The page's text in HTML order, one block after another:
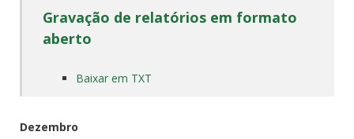
Gravação de relatórios em formato
aberto
Baixar em TXT
Dezembro